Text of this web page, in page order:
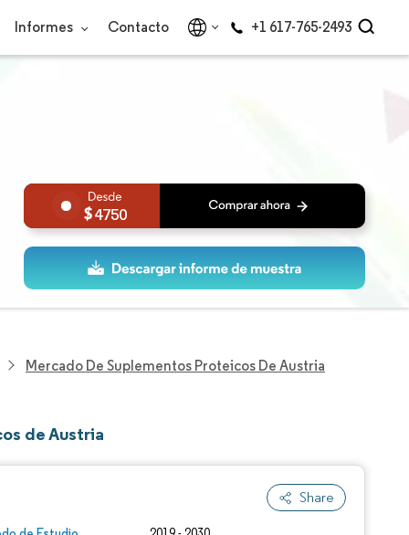
Informes Contacto +1 617-765-2493
4750
Mercado De Suplementos Proteicos De Austria
de Austria
Share